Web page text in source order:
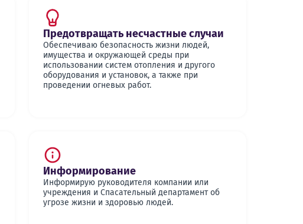
Предотвращать несчастные случаи
Обеспечиваю безопасность жизни людей,
имущества и окружающей среды при
использовании систем отопления и другого
оборудования и установок, а также при
проведении огневых работ.
Информирование
Информирую руководителя компании или
учреждения и Спасательный департамент об
угрозе жизни и здоровью людей.